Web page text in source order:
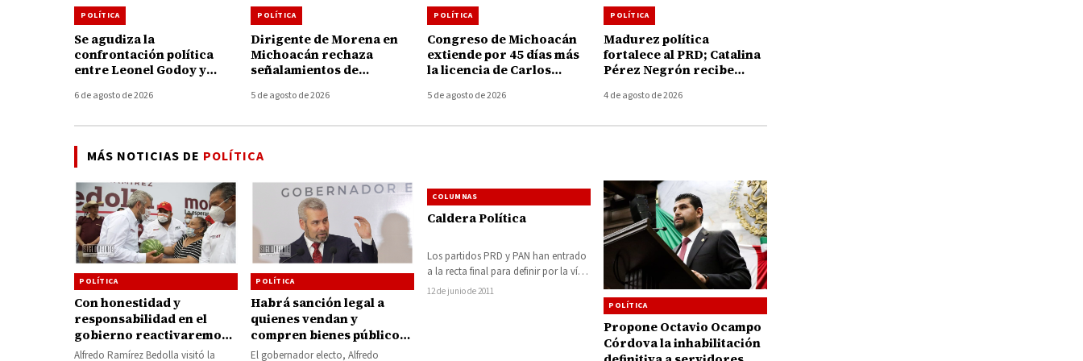
POLÍTICA
Se agudiza la
confrontación política
entre Leonel Godoy y
acusaciones y anuncian
6 de agosto de 2026
POLÍTICA
Dirigente de Morena en
Michoacán rechaza
señalamientos de
pide no politizar asesinato
5 de agosto de 2026
POLÍTICA
Congreso de Michoacán
extiende por 45 días más
la licencia de Carlos
FGE
5 de agosto de 2026
POLÍTICA
Madurez política
fortalece al PRD; Catalina
Pérez Negrón recibe
promotora para
Tiquicheo
4 de agosto de 2026
MÁS NOTICIAS DE POLÍTICA
POLÍTICA
Con honestidad y
responsabilidad en el
gobierno reactivaremos
al sector agrícola:
Alfredo Ramírez Bedolla visitó la
POLÍTICA
Habrá sanción legal a
quienes vendan y
compren bienes públicos,
advierte Ramírez Bedolla
El gobernador electo, Alfredo
COLUMNAS
Caldera Política
Los partidos PRD y PAN han entrado
a la recta final para definir por la vía
democrática quién…
12 de junio de 2011
POLÍTICA
Propone Octavio Ocampo
Córdova la inhabilitación